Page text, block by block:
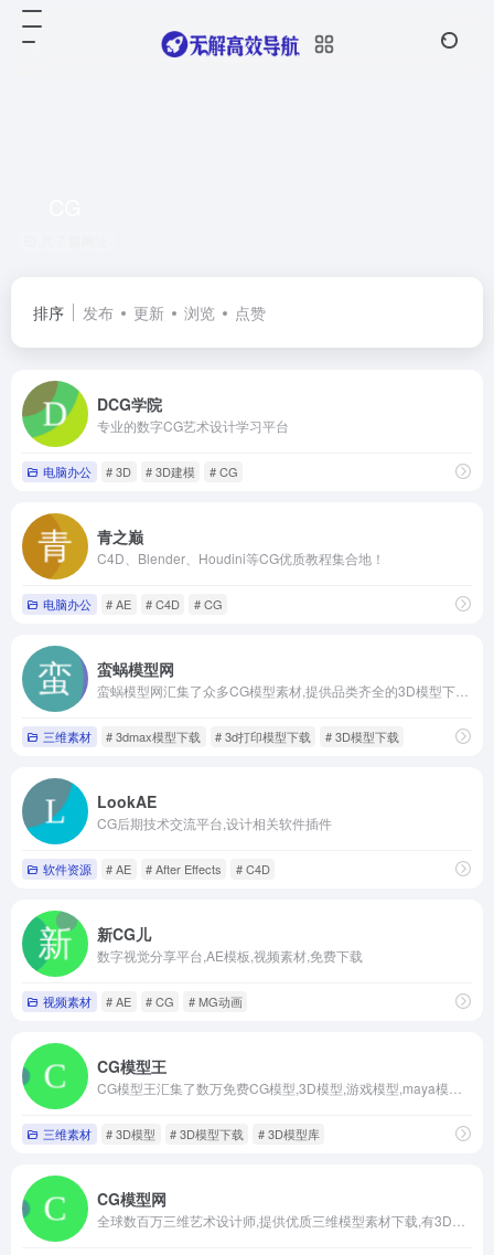
排序 发布 更新 浏览 点赞
DCG学院
专业的数字CG艺术设计学习平台
电脑办公 # 3D # 3D建模 # CG
青之巅
C4D、Blender、Houdini等CG优质教程集合地！
电脑办公 # AE # C4D # CG
蛮蜗模型网
三维素材 # 3dmax模型下载 # 3d打印模型下载 # 3D模型下载
LookAE
CG后期技术交流平台,设计相关软件插件
软件资源 # AE # After Effects # C4D
新CG儿
数字视觉分享平台,AE模板,视频素材,免费下载
视频素材 # AE # CG # MG动画
CG模型王
三维素材 # 3D模型 # 3D模型下载 # 3D模型库
CG模型网